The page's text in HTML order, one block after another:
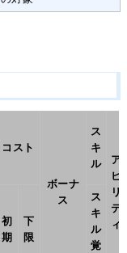
コスト
ボーナ
ス
ス
キ
ル
ア
ビ
リ
テ
ィ
初
期
下
限
ス
キ
ル
覚